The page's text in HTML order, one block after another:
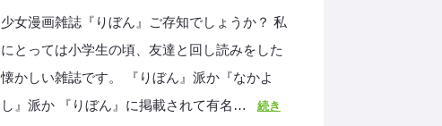
少女漫画雑誌『りぼん』ご存知でしょうか？ 私
にとっては小学生の頃、友達と回し読みをした
懐かしい雑誌です。 『りぼん』派か『なかよ
し』派か 『りぼん』に掲載されて有名…
続き